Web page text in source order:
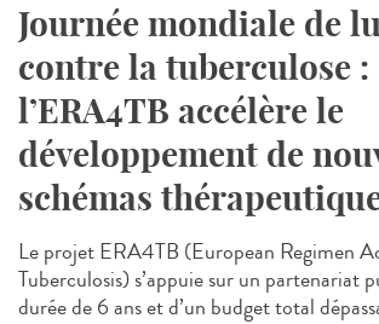
Journée mondiale de
contre la tuberculose :
l’ERA4TB accélère le
développement de
schémas
Le projet ERA4TB (European Regimen
Tuberculosis) s’appuie sur un partenariat
durée de 6 ans et d’un budget total